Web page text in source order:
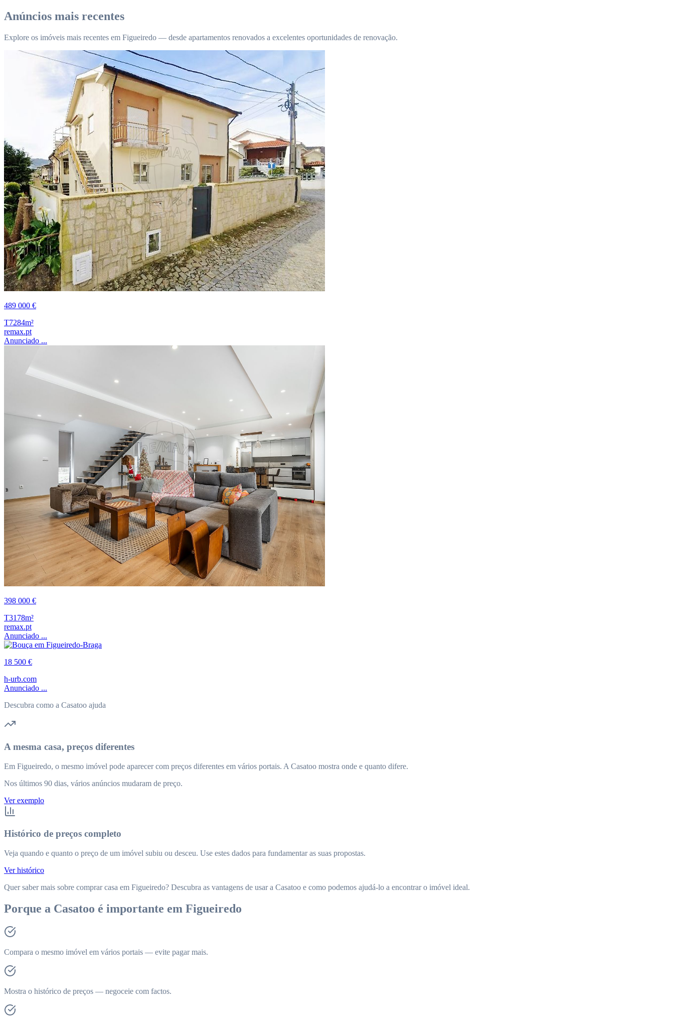
Anúncios mais recentes
Explore os imóveis mais recentes em Figueiredo — desde apartamentos renovados a excelentes oportunidades de renovação.
489 000 €
T7284m²
remax.pt
Anunciado ...
398 000 €
T3178m²
remax.pt
Anunciado ...
18 500 €
h-urb.com
Anunciado ...
Descubra como a Casatoo ajuda
A mesma casa, preços diferentes
Em Figueiredo, o mesmo imóvel pode aparecer com preços diferentes em vários portais. A Casatoo mostra onde e quanto difere.
Nos últimos 90 dias, vários anúncios mudaram de preço.
Ver exemplo
Histórico de preços completo
Veja quando e quanto o preço de um imóvel subiu ou desceu. Use estes dados para fundamentar as suas propostas.
Ver histórico
Quer saber mais sobre comprar casa em Figueiredo? Descubra as vantagens de usar a Casatoo e como podemos ajudá-lo a encontrar o imóvel ideal.
Porque a Casatoo é importante em Figueiredo
Compara o mesmo imóvel em vários portais — evite pagar mais.
Mostra o histórico de preços — negoceie com factos.